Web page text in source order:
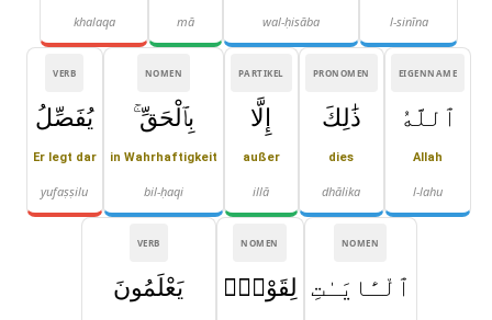
l-sinīna
wal-ḥisāba
mā
khalaqa
EIGENNAME
ٱللَّهُ
Allah
l-lahu
PRONOMEN
ذَٰلِكَ
dies
dhālika
PARTIKEL
إِلَّا
außer
illā
NOMEN
بِٱلْحَقِّ ۚ
in Wahrhaftigkeit
bil-ḥaqi
VERB
يُفَصِّلُ
Er legt dar
yufaṣṣilu
NOMEN
ٱلْـَٔايَـٰتِ
NOMEN
لِقَوْمٍۢ
VERB
يَعْلَمُونَ